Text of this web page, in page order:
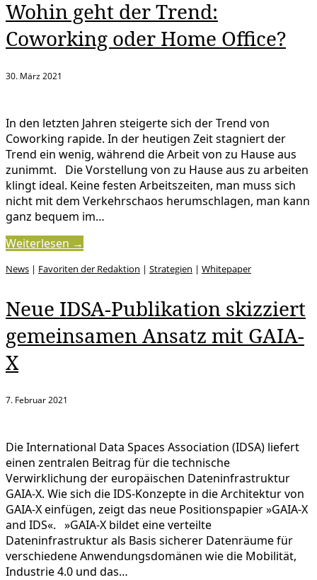
Wohin geht der Trend:
Coworking oder Home Office?
30. März 2021
In den letzten Jahren steigerte sich der Trend von
Coworking rapide. In der heutigen Zeit stagniert der
Trend ein wenig, während die Arbeit von zu Hause aus
zunimmt. Die Vorstellung von zu Hause aus zu arbeiten
klingt ideal. Keine festen Arbeitszeiten, man muss sich
nicht mit dem Verkehrschaos herumschlagen, man kann
ganz bequem im…
Weiterlesen →
News | Favoriten der Redaktion | Strategien | Whitepaper
Neue IDSA-Publikation skizziert
gemeinsamen Ansatz mit GAIA-
X
7. Februar 2021
Die International Data Spaces Association (IDSA) liefert
einen zentralen Beitrag für die technische
Verwirklichung der europäischen Dateninfrastruktur
GAIA-X. Wie sich die IDS-Konzepte in die Architektur von
GAIA-X einfügen, zeigt das neue Positionspapier »GAIA-X
and IDS«. »GAIA-X bildet eine verteilte
Dateninfrastruktur als Basis sicherer Datenräume für
verschiedene Anwendungsdomänen wie die Mobilität,
Industrie 4.0 und das…